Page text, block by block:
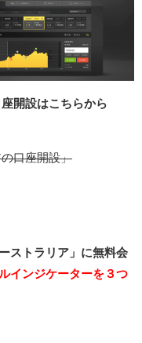
開設はこちらから
口座開設」
ストラリア」に無料会
インジケーターを３つ